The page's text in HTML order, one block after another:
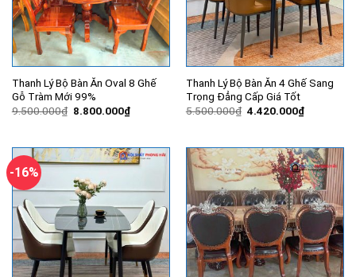
Thanh Lý Bộ Bàn Ăn Oval 8 Ghế
Gỗ Tràm Mới 99%
9.500.000₫ Giá
8.800.000₫Giá
hiện
8.800.000₫.
Thanh Lý Bộ Bàn Ăn 4 Ghế Sang
Trọng Đẳng Cấp Giá Tốt
5.500.000₫ Giá
4.420.000₫Giá
hiện
-16%